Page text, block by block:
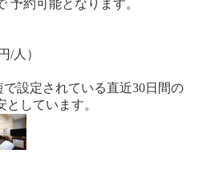
予約可能となります。
/人）
設定されている直近30日間の
としています。